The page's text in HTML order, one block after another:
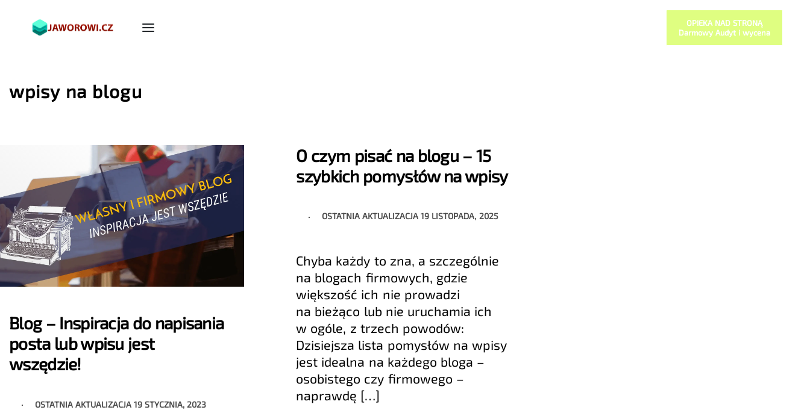
OPIEKA NAD STRONĄ
Darmowy Audyt i wycena
wpisy na blogu
Blog – Inspiracja do napisania
posta lub wpisu jest
wszędzie!
OSTATNIA AKTUALIZACJA19 STYCZNIA, 2023
O czym pisać na blogu – 15
szybkich pomysłów na wpisy
OSTATNIA AKTUALIZACJA19 LISTOPADA, 2025
Chyba każdy to zna, a szczególnie
na blogach firmowych, gdzie
większość ich nie prowadzi
na bieżąco lub nie uruchamia ich
w ogóle, z trzech powodów:
Dzisiejsza lista pomysłów na wpisy
jest idealna na każdego bloga –
osobistego czy firmowego –
naprawdę […]